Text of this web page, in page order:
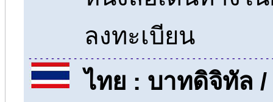
ลงทะเบียน
ไทย : บาทดิจิทัล